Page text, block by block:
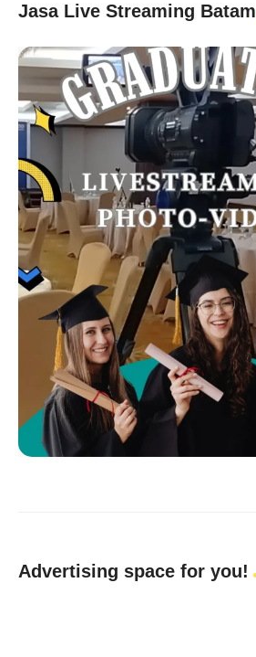
Jasa Live Streaming Batam
Advertising space for you!